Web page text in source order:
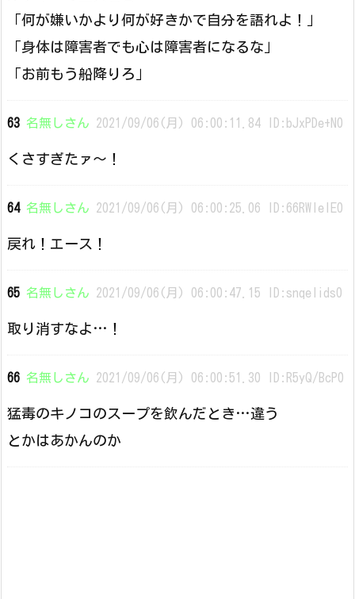
「何が嫌いかより何が好きかで自分を語れよ！」
「身体は障害者でも心は障害者になるな」
「お前もう船降りろ」
63 名無しさん 2021/09/06(月) 06:00:11.84 ID:bJxPDe+N0
くさすぎたァ〜！
64 名無しさん 2021/09/06(月) 06:00:25.06 ID:66RWIeIE0
戻れ！エース！
65 名無しさん 2021/09/06(月) 06:00:47.15 ID:snqelids0
取り消すなよ…！
66 名無しさん 2021/09/06(月) 06:00:51.30 ID:R5yQ/BcP0
猛毒のキノコのスープを飲んだとき…違う
とかはあかんのか